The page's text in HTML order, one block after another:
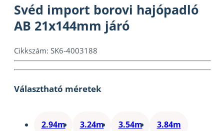
Svéd import borovi hajópadló
AB 21x144mm járó
Cikkszám: SK6-4003188
Választható méretek
2.94m 3.24m 3.54m 3.84m